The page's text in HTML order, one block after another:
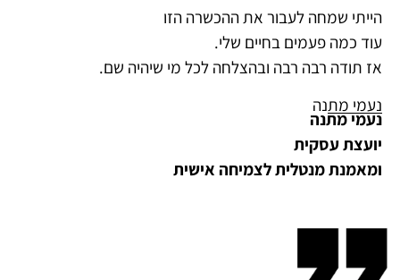
הייתי שמחה לעבור את ההכשרה הזו
עוד כמה פעמים בחיים שלי.
אז תודה רבה רבה ובהצלחה לכל מי שיהיה שם.
נעמי מתנה
נעמי מתנה
יועצת עסקית
ומאמנת מנטלית לצמיחה אישית